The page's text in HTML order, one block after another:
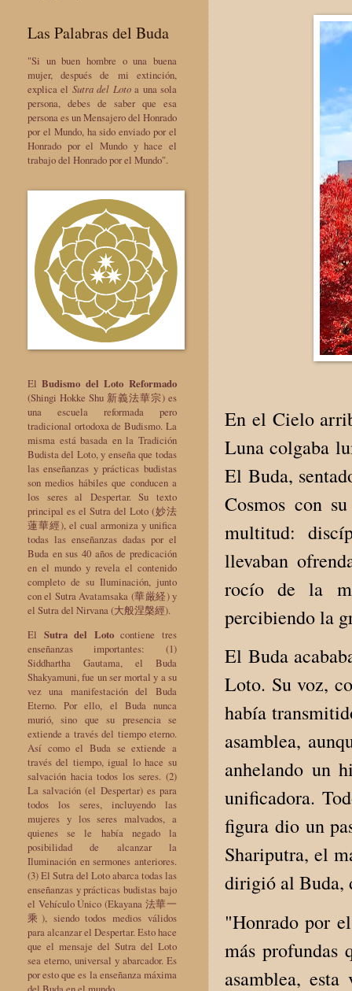
En el Cielo
Luna colgaba
El Buda,
Cosmos con
multitud:
llevaban
rocío de la
percibiendo la
El Buda
Loto. Su voz,
había
asamblea,
anhelando un
unificadora.
figura dio un
Shariputra, el
dirigió al Buda,
"Honrado por
más profundas
asamblea,
Las Palabras del Buda
"Si un buen hombre o una buena
mujer, después de mi extinción,
explica el Sutra del Lotoa una sola
persona, debes de saber que esa
persona es un Mensajero del Honrado
por el Mundo, ha sido enviado por el
Honrado por el Mundo y hace el
trabajo del Honrado por el Mundo".
ElBudismo del Loto Reformado
(Shingi Hokke Shu 新義法華宗) es
una escuela reformada pero
tradicional ortodoxa de Budismo. La
misma está basada en la Tradición
Budista del Loto, y enseña que todas
las enseñanzas y prácticas budistas
son medios hábiles que conducen a
los seres al Despertar. Su texto
principal es el Sutra del Loto (妙法
蓮華經), el cual armoniza y unifica
todas las enseñanzas dadas por el
Buda en sus 40 años de predicación
en el mundo y revela el contenido
completo de su Iluminación, junto
con el Sutra Avatamsaka (華厳経) y
el Sutra del Nirvana (大般涅槃經).
El Sutra del Lotocontiene tres
enseñanzas importantes: (1)
Siddhartha Gautama, el Buda
Shakyamuni, fue un ser mortal y a su
vez una manifestación del Buda
Eterno. Por ello, el Buda nunca
murió, sino que su presencia se
extiende a través del tiempo eterno.
Así como el Buda se extiende a
través del tiempo, igual lo hace su
salvación hacia todos los seres. (2)
La salvación (el Despertar) es para
todos los seres, incluyendo las
mujeres y los seres malvados, a
quienes se le había negado la
posibilidad de alcanzar la
Iluminación en sermones anteriores.
(3) El Sutra del Loto abarca todas las
enseñanzas y prácticas budistas bajo
el Vehículo Único (Ekayana 法華一
乘), siendo todos medios válidos
para alcanzar el Despertar. Esto hace
que el mensaje del Sutra del Loto
sea eterno, universal y abarcador. Es
por esto que es la enseñanza máxima